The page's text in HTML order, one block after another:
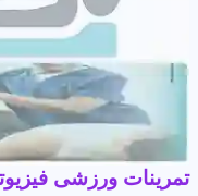
تمرینات ورزشی